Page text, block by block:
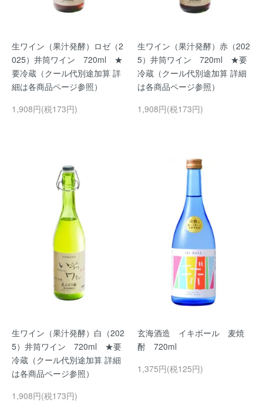
生ワイン（果汁発酵）ロゼ（2
025）井筒ワイン 720ml ★
要冷蔵（クール代別途加算 詳
細は各商品ページ参照）
1,908円(税173円)
生ワイン（果汁発酵）赤（202
5）井筒ワイン 720ml ★要
冷蔵（クール代別途加算 詳細
は各商品ページ参照）
1,908円(税173円)
生ワイン（果汁発酵）白（202
5）井筒ワイン 720ml ★要
冷蔵（クール代別途加算 詳細
は各商品ページ参照）
1,908円(税173円)
玄海酒造 イキボール 麦焼
酎 720ml
1,375円(税125円)